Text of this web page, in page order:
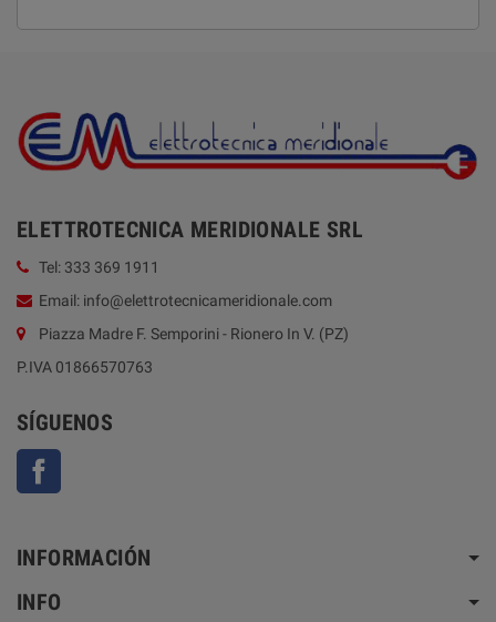
ELETTROTECNICA MERIDIONALE SRL
Tel: 333 369 1911
Email: info@elettrotecnicameridionale.com
Piazza Madre F. Semporini - Rionero In V. (PZ)
P.IVA 01866570763
SÍGUENOS
INFORMACIÓN
INFO